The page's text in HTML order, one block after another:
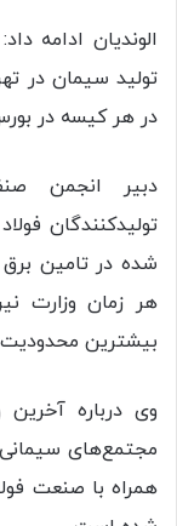
الوندیان ادامه
در هر کیسه در
دبیر انجمن
تولیدکنندگان
شده در تامین برق
هر زمان وزارت
بیشترین
وی درباره
مجتمع‌های
همراه با صنعت